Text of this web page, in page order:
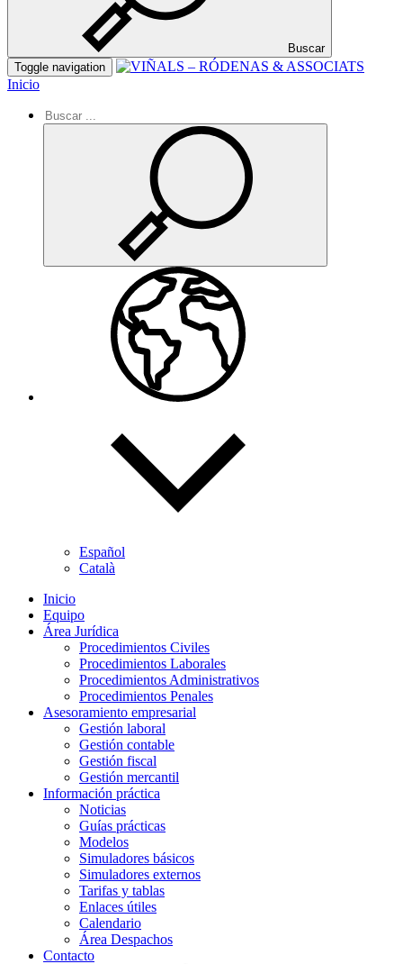
Buscar
Toggle navigation
Inicio
Español
Català
Inicio
Equipo
Área Jurídica
Procedimientos Civiles
Procedimientos Laborales
Procedimientos Administrativos
Procedimientos Penales
Asesoramiento empresarial
Gestión laboral
Gestión contable
Gestión fiscal
Gestión mercantil
Información práctica
Noticias
Guías prácticas
Modelos
Simuladores básicos
Simuladores externos
Tarifas y tablas
Enlaces útiles
Calendario
Área Despachos
Contacto